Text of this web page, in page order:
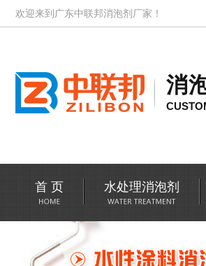
欢迎来到广东中联邦消泡剂厂家！
消
首 页 水处理消泡剂